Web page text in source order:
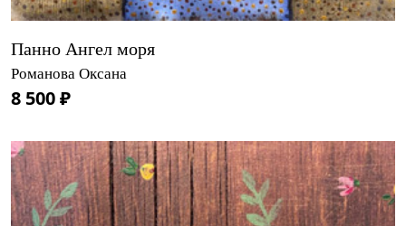
Панно Ангел моря
Романова Оксана
8 500 ₽